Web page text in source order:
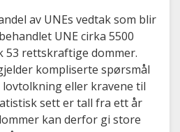
av UNEs vedtak som blir
UNE cirka 5500
53 rettskraftige dommer.
kompliserte spørsmål
eller kravene til
sett er tall fra ett år
kan derfor gi store